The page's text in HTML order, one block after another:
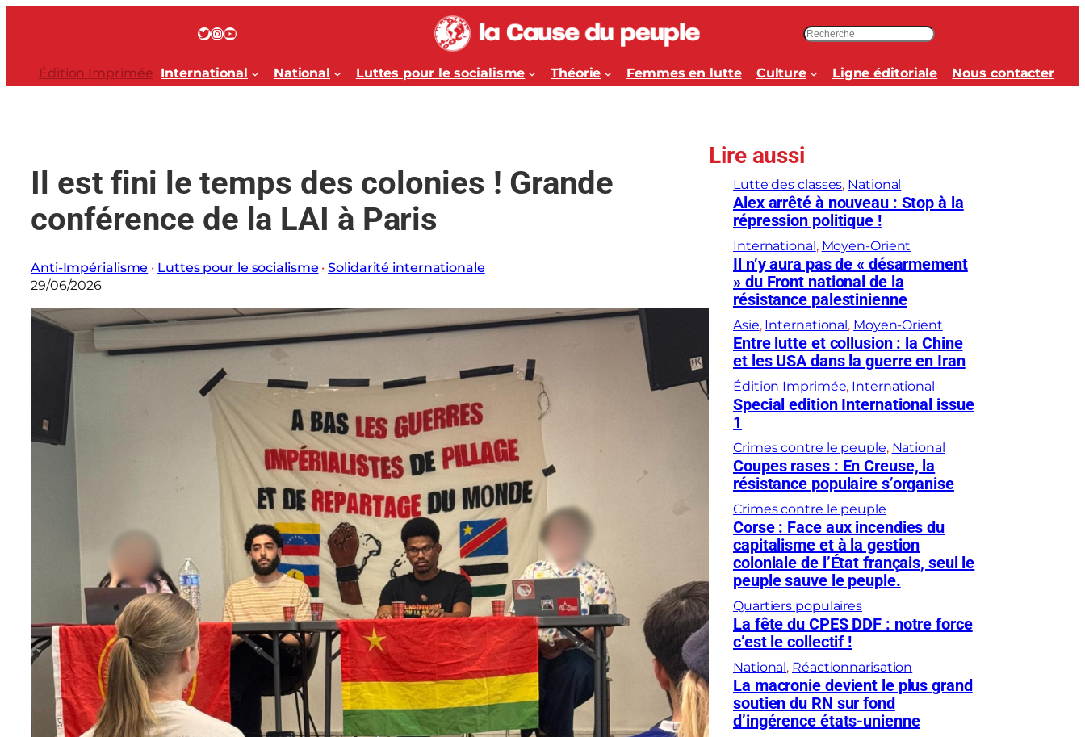
Twitter InstagramYouTube
c
h
h
r
Édition Imprimée International National Luttes pour le socialisme Théorie Femmes en lutte Culture Ligne éditoriale Nous contacter
Il est fini le temps des colonies ! Grande
conférence de la LAI à Paris
Anti-Impérialisme · Luttes pour le socialisme · Solidarité internationale
29/06/2026
Lire aussi
Lutte des classes, National
Alex arrêté à nouveau : Stop à la
répression politique !
International, Moyen-Orient
Il n’y aura pas de « désarmement
» du Front national de la
résistance palestinienne
Asie, International, Moyen-Orient
Entre lutte et collusion : la Chine
et les USA dans la guerre en Iran
Édition Imprimée, International
Special edition International issue
1
Crimes contre le peuple, National
Coupes rases : En Creuse, la
résistance populaire s’organise
Crimes contre le peuple
Corse : Face aux incendies du
capitalisme et à la gestion
coloniale de l’État français, seul le
peuple sauve le peuple.
Quartiers populaires
La fête du CPES DDF : notre force
c’est le collectif !
National, Réactionnarisation
La macronie devient le plus grand
soutien du RN sur fond
d’ingérence états-unienne